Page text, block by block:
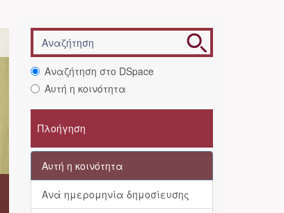
Αναζήτηση στο DSpace
Αυτή η κοινότητα
Πλοήγηση
Αυτή η κοινότητα
Ανά ημερομηνία δημοσίευσης